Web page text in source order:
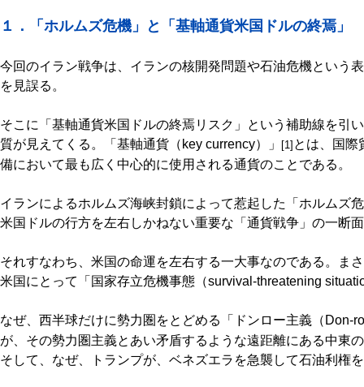
１．「ホルムズ危機」と「基軸通貨米国ドルの終焉」
今回のイラン戦争は、イランの核開発問題や石油危機という
を見誤る。
そこに「基軸通貨米国ドルの終焉リスク」という補助線を引
質が見えてくる。「基軸通貨（key currency）」
[1] とは、国際
備において最も広く中心的に使用される通貨のことである。
イランによるホルムズ海峡封鎖によって惹起した「ホルムズ
米国ドルの行方を左右しかねない重要な「通貨戦争」の一断
それすなわち、米国の命運を左右する一大事なのである。ま
米国にとって「国家存立危機事態（survival-threatening
なぜ、西半球だけに勢力圏をとどめる「ドンロー主義（Don-
が、その勢力圏主義とあい矛盾するような遠距離にある中東
そして、なぜ、トランプが、ベネズエラを急襲して石油利権